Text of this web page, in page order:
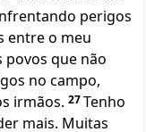
perigos
entre o meu
que não
no campo,
irmãos. 27Tenho
mais. Muitas